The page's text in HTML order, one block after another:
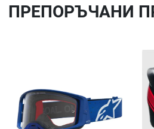
ПРЕПОРЪЧАНИ
Quick